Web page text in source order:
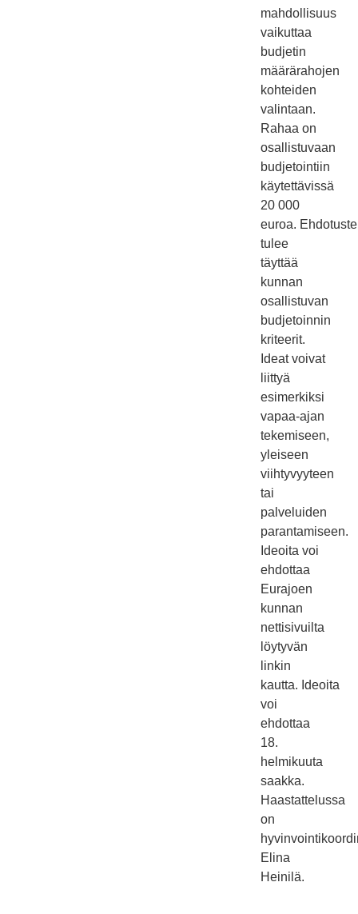
mahdollisuus
vaikuttaa
budjetin
määrärahojen
kohteiden
valintaan.
Rahaa on
osallistuvaan
budjetointiin
käytettävissä
20 000
euroa.
tulee
täyttää
kunnan
osallistuvan
budjetoinnin
kriteerit.
Ideat voivat
liittyä
esimerkiksi
vapaa-ajan
tekemiseen,
yleiseen
viihtyvyyteen
tai
palveluiden
parantamiseen.
Ideoita voi
ehdottaa
Eurajoen
kunnan
nettisivuilta
löytyvän
linkin
kautta. Ideoita
voi
ehdottaa
18.
helmikuuta
saakka.
Haastattelussa
on
Elina
Heinilä.